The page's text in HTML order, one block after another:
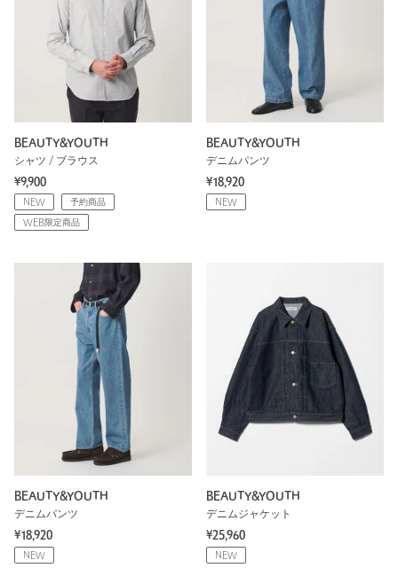
BEAUTY&YOUTH
シャツ / ブラウス
¥9,900
NEW 予約商品
WEB限定商品
BEAUTY&YOUTH
デニムパンツ
¥18,920
NEW
BEAUTY&YOUTH
デニムパンツ
¥18,920
NEW
BEAUTY&YOUTH
デニムジャケット
¥25,960
NEW